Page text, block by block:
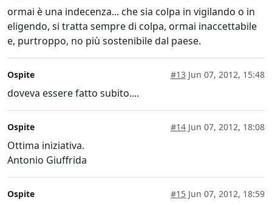
ormai è una indecenza... che sia colpa in vigilando o in
eligendo, si tratta sempre di colpa, ormai inaccettabile
e, purtroppo, no più sostenibile dal paese.
Ospite #13 Jun 07, 2012, 15:48
doveva essere fatto subito....
Ospite #14 Jun 07, 2012, 18:08
Ottima iniziativa.
Antonio Giuffrida
Ospite #15 Jun 07, 2012, 18:59